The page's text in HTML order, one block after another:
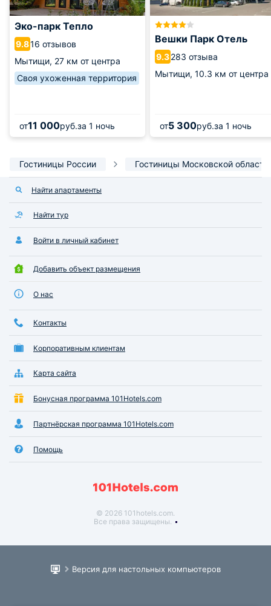
Эко-парк Тепло
9.816 отзывов
Мытищи, 27 км от центра
Своя ухоженная территория
от11 000руб.за 1 ночь
Вешки Парк Отель
9.3283 отзыва
Мытищи, 10.3 км от центра
от5 300руб.за 1 ночь
Гостиницы России Гостиницы Московской области
Найти апартаменты
Найти тур
Войти в личный кабинет
Добавить объект размещения
О нас
Контакты
Корпоративным клиентам
Карта сайта
Бонусная программа 101Hotels.com
Партнёрская программа 101Hotels.com
Помощь
© 2026 101hotels.com.
Все права защищены.
Версия для настольных компьютеров